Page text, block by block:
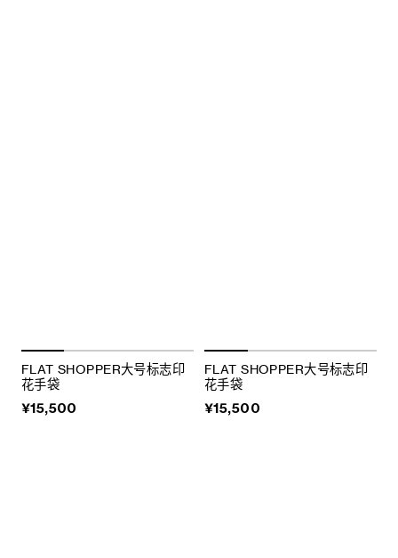
FLAT SHOPPER大号标志印
花手袋
¥15,500
FLAT SHOPPER大号标志印
花手袋
¥15,500